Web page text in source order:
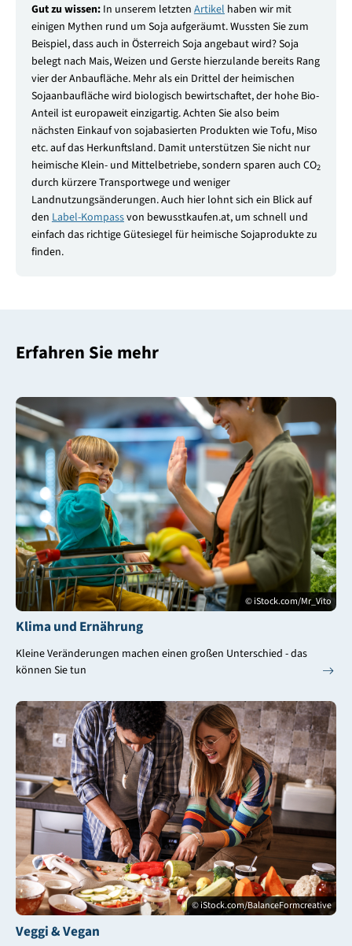
Gut zu wissen:In unserem letzten Artikel haben wir mit
einigen Mythen rund um Soja aufgeräumt. Wussten Sie zum
Beispiel, dass auch in Österreich Soja angebaut wird? Soja
belegt nach Mais, Weizen und Gerste hierzulande bereits Rang
vier der Anbaufläche. Mehr als ein Drittel der heimischen
Sojaanbaufläche wird biologisch bewirtschaftet, der hohe Bio-
Anteil ist europaweit einzigartig. Achten Sie also beim
nächsten Einkauf von sojabasierten Produkten wie Tofu, Miso
etc. auf das Herkunftsland. Damit unterstützen Sie nicht nur
heimische Klein- und Mittelbetriebe, sondern sparen auch CO2
durch kürzere Transportwege und weniger
Landnutzungsänderungen. Auch hier lohnt sich ein Blick auf
den Label-Kompassvon bewusstkaufen.at, um schnell und
einfach das richtige Gütesiegel für heimische Sojaprodukte zu
finden.
Erfahren Sie mehr
© iStock.com/Mr_Vito
Klima und Ernährung
Kleine Veränderungen machen einen großen Unterschied - das
können Sie tun
© iStock.com/BalanceFormcreative
Veggi & Vegan